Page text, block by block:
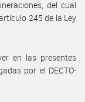
del cual
245 de la Ley
en las presentes
por el DECTO-